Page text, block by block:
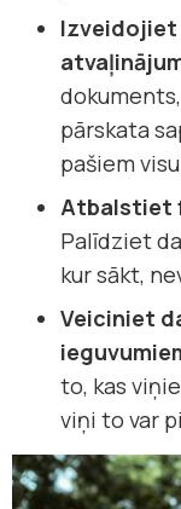
Izveidojiet
pārskata
pašiem
Atbalstiet
Palīdziet
kur sākt,
Veiciniet
to, kas
viņi to var